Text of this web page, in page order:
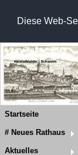
Diese Web-
Startseite
# Neues Rathaus
Aktuelles